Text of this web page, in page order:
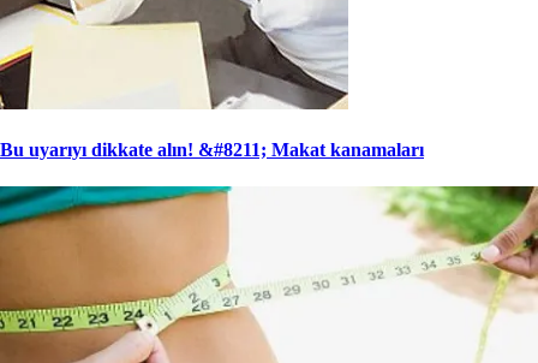
Bu uyarıyı dikkate alın! &#8211; Makat kanamaları